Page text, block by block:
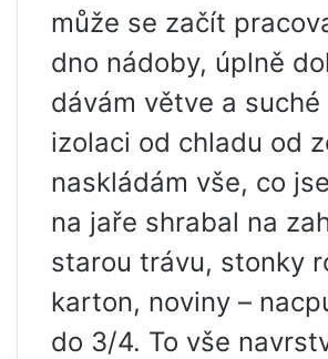
může se začít
dno nádoby, úplně
dávám větve a
izolaci od chladu od
naskládám vše, co
na jaře shrabal na
starou trávu, stonky
karton, noviny –
do 3/4. To vše